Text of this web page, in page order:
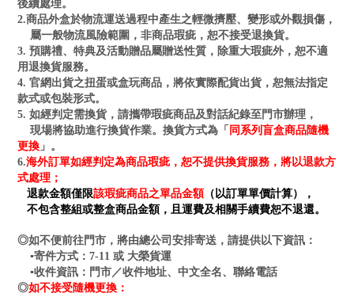
後續處理。
2.商品外盒於物流運送過程中產生之輕微擠壓、變形或外觀損傷，
屬一般物流風險範圍，非商品瑕疵，恕不接受退換貨。
3. 預購禮、特典及活動贈品屬贈送性質，除重大瑕疵外，恕不適
用退換貨服務。
4. 官網出貨之扭蛋或盒玩商品，將依實際配貨出貨，恕無法指定
款式或包裝形式。
5. 如經判定需換貨，請攜帶瑕疵商品及對話紀錄至門市辦理，
現場將協助進行換貨作業。換貨方式為「 同系列盲盒商品隨機
更換 」。
6.海外訂單如經判定為商品瑕疵，恕不提供換貨服務，將以退款方
式處理；
退款金額僅限該瑕疵商品之單品金額（以訂單單價計算），
不包含整組或整盒商品金額，且運費及相關手續費恕不退還。
◎如不便前往門市，將由總公司安排寄送，請提供以下資訊：
▪寄件方式：7-11 或 大榮貨運
▪收件資訊：門市／收件地址、中文全名、聯絡電話
◎如不接受隨機更換：